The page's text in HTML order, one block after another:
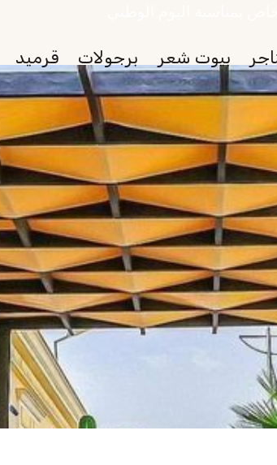
بيوت شعر برجولات قرميد